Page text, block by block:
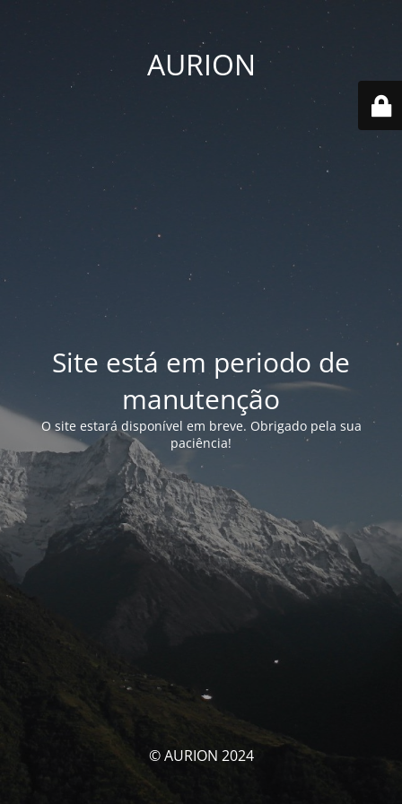
AURION
Site está em periodo de
manutenção
O site estará disponível em breve. Obrigado pela sua
paciência!
© AURION 2024